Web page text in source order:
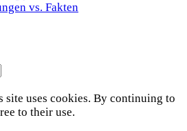
vs. Fakten
uses cookies. By continuing to
to their use.